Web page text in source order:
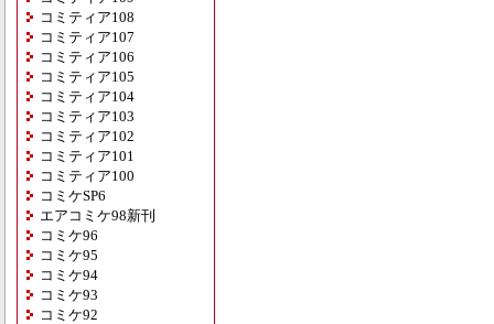
コミティア108
コミティア107
コミティア106
コミティア105
コミティア104
コミティア103
コミティア102
コミティア101
コミティア100
コミケSP6
エアコミケ98新刊
コミケ96
コミケ95
コミケ94
コミケ93
コミケ92